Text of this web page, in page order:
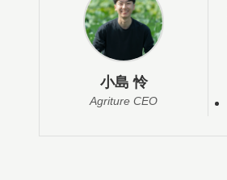
小島 怜
Agriture CEO